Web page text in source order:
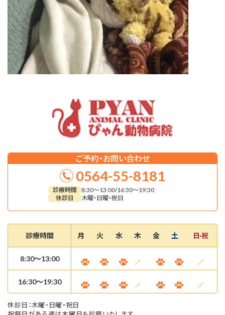
ご予約・お問い合わせ
0564-55-8181
診療時間
8:30～13:00/16:30～19:30
休診日
木曜・日曜・祝日
診療時間 月 火 水 木 金 土 日·祝
8:30〜13:00
16:30～19:30
休診日：木曜・日曜・祝日